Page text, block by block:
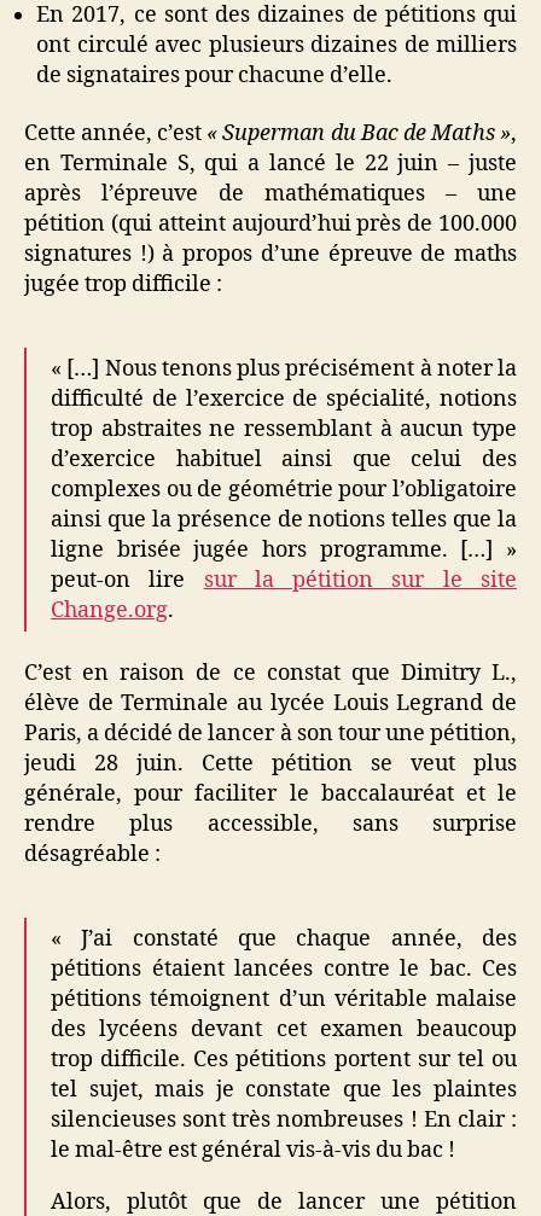
En 2017, ce sont des dizaines de pétitions qui
ont circulé avec plusieurs dizaines de milliers
de signataires pour chacune d’elle.
Cette année, c’est « Superman du Bac de Maths »,
en Terminale S, qui a lancé le 22 juin – juste
après l’épreuve de mathématiques – une
pétition (qui atteint aujourd’hui près de 100.000
signatures !) à propos d’une épreuve de maths
jugée trop difficile :
« […] Nous tenons plus précisément à noter la
difficulté de l’exercice de spécialité, notions
trop abstraites ne ressemblant à aucun type
d’exercice habituel ainsi que celui des
complexes ou de géométrie pour l’obligatoire
ainsi que la présence de notions telles que la
ligne brisée jugée hors programme. […] »
peut-on lire sur la pétition sur le site
Change.org.
C’est en raison de ce constat que Dimitry L.,
élève de Terminale au lycée Louis Legrand de
Paris, a décidé de lancer à son tour une pétition,
jeudi 28 juin. Cette pétition se veut plus
générale, pour faciliter le baccalauréat et le
rendre plus accessible, sans surprise
désagréable :
« J’ai constaté que chaque année, des
pétitions étaient lancées contre le bac. Ces
pétitions témoignent d’un véritable malaise
des lycéens devant cet examen beaucoup
trop difficile. Ces pétitions portent sur tel ou
tel sujet, mais je constate que les plaintes
silencieuses sont très nombreuses ! En clair :
le mal-être est général vis-à-vis du bac !
Alors, plutôt que de lancer une pétition